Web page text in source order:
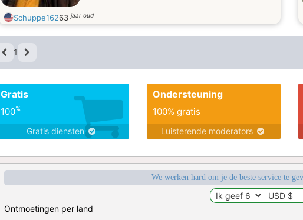
Schuppe16263jaar oud
1
Gratis
100%
Gratis diensten
Ondersteuning
100% gratis
Luisterende moderators
We werken hard om je de beste service te
Ontmoetingen per land